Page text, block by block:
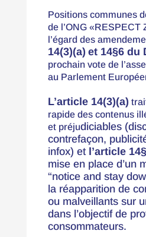
Positions communes
de l’ONG «RESPECT
l’égard des
14(3)(a) et 14§6 du
prochain vote de
au Parlement
L’article 14(3)(a)
rapide des contenus
et préjudiciables
contrefaçon,
infox) et l’article
mise en place d’un
“notice and stay
la réapparition de
ou malveillants sur
dans l’objectif de
consommateurs.